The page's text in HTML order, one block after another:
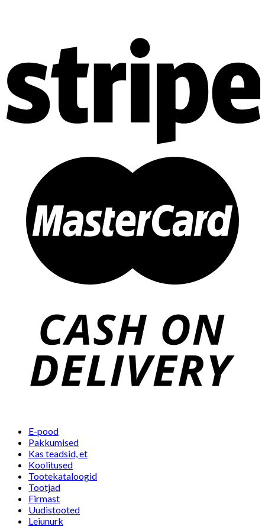
E-pood
Pakkumised
Kas teadsid, et
Koolitused
Tootekataloogid
Tootjad
Firmast
Uudistooted
Leiunurk